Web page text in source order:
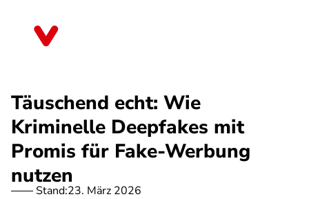
Täuschend echt: Wie
Kriminelle Deepfakes mit
Promis für Fake-Werbung
nutzen
Stand:23. März 2026